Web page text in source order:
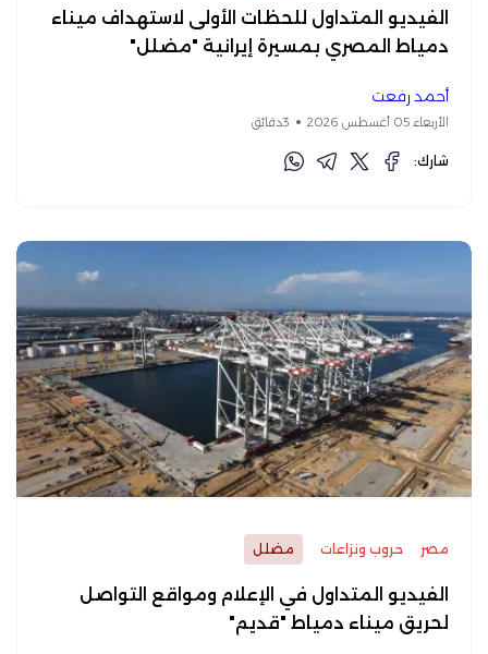
الفيديو المتداول للحظات الأولى لاستهداف ميناء
دمياط المصري بمسيرة إيرانية "مضلل"
أحمد رفعت
الأربعاء 05 أغسطس 2026 3دقائق
شارك:
مصر حروب ونزاعات مضلل
الفيديو المتداول في الإعلام ومواقع التواصل
لحريق ميناء دمياط "قديم"